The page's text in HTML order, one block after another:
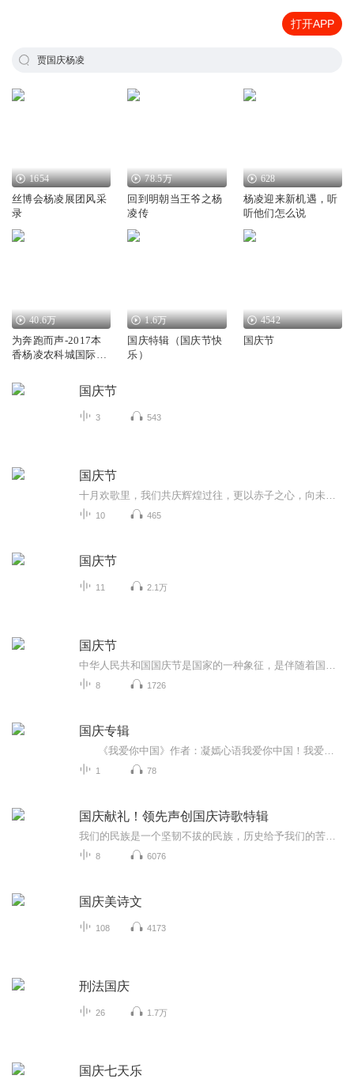
打开APP
贾国庆杨凌
1654
丝博会杨凌展团风采
录
78.5万
回到明朝当王爷之杨
凌传
628
杨凌迎来新机遇，听
听他们怎么说
40.6万
为奔跑而声-2017本
香杨凌农科城国际马
1.6万
国庆特辑（国庆节快
乐）
4542
国庆节
国庆节
3 543
国庆节
10 465
国庆节
11 2.1万
国庆节
8 1726
国庆专辑
1 78
国庆献礼！领先声创国庆诗歌特辑
8 6076
国庆美诗文
108 4173
刑法国庆
26 1.7万
国庆七天乐